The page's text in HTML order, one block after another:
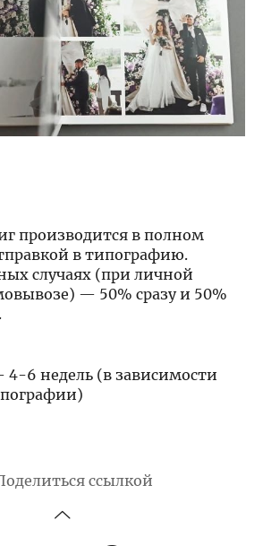
производится в полном
в типографию.
случаях (при личной
— 50% сразу и 50%
6 недель (в зависимости
ссылкой